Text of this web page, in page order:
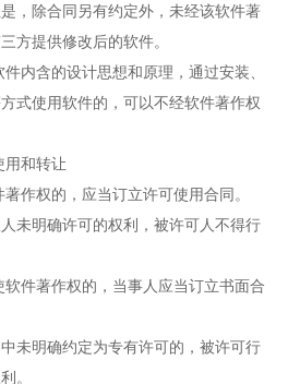
，除合同另有约定外，未经该软件著
方提供修改后的软件。
内含的设计思想和原理，通过安装、
式使用软件的，可以不经软件著作权
用和转让
作权的，应当订立许可使用合同。
未明确许可的权利，被许可人不得行
件著作权的，当事人应当订立书面合
未明确约定为专有许可的，被许可行
。